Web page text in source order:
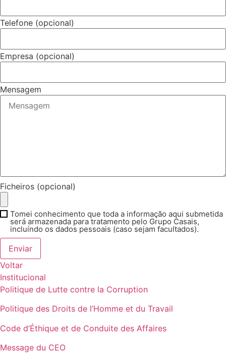
Telefone (opcional)
Empresa (opcional)
Mensagem
Ficheiros (opcional)
Tomei conhecimento que toda a informação aqui submetida
será armazenada para tratamento pelo Grupo Casais,
incluíndo os dados pessoais (caso sejam facultados).
Enviar
Voltar
Institucional
Politique de Lutte contre la Corruption
Politique des Droits de l’Homme et du Travail
Code d’Éthique et de Conduite des Affaires
Message du CEO